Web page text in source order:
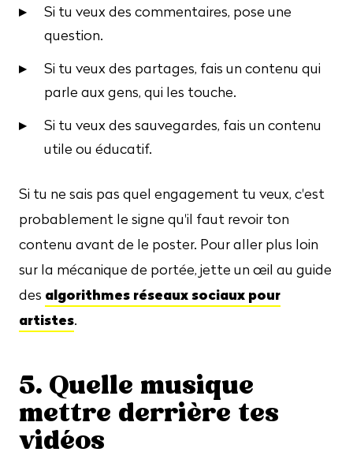
Si tu veux des commentaires, pose une
question.
Si tu veux des partages, fais un contenu qui
parle aux gens, qui les touche.
Si tu veux des sauvegardes, fais un contenu
utile ou éducatif.
Si tu ne sais pas quel engagement tu veux, c'est
probablement le signe qu'il faut revoir ton
contenu avant de le poster. Pour aller plus loin
sur la mécanique de portée, jette un œil au guide
des algorithmes réseaux sociaux pour
artistes.
5. Quelle musique
mettre derrière tes
vidéos